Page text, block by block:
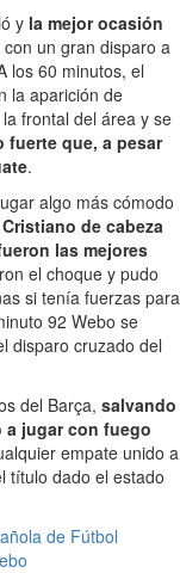
y la mejor ocasión
con un gran disparo a
los 60 minutos, el
la aparición de
frontal del área y se
fuerte que, a pesar
.
algo más cómodo
de cabeza
las mejores
el choque y pudo
si tenía fuerzas para
92 Webo se
disparo cruzado del
del Barça, salvando
jugar con fuego
empate unido a
título dado el estado
de Fútbol